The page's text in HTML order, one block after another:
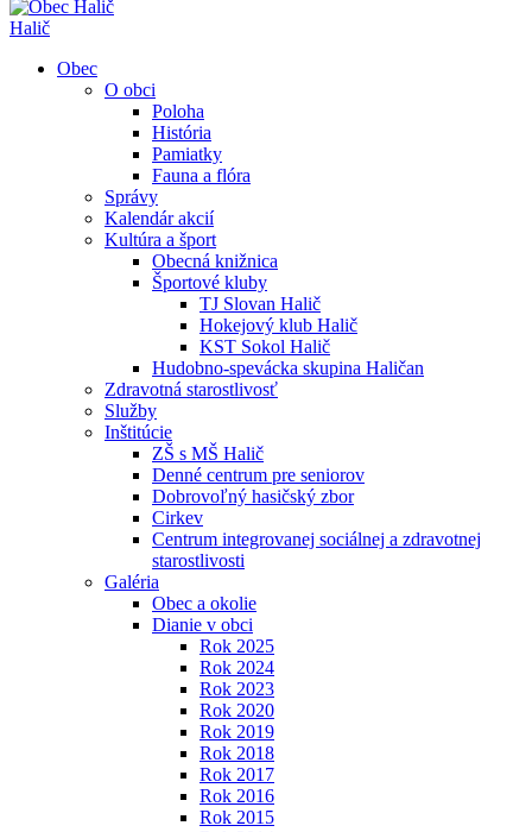
Halič
Obec
O obci
Poloha
História
Pamiatky
Fauna a flóra
Správy
Kalendár akcií
Kultúra a šport
Obecná knižnica
Športové kluby
TJ Slovan Halič
Hokejový klub Halič
KST Sokol Halič
Hudobno-spevácka skupina Haličan
Zdravotná starostlivosť
Služby
Inštitúcie
ZŠ s MŠ Halič
Denné centrum pre seniorov
Dobrovoľný hasičský zbor
Cirkev
Centrum integrovanej sociálnej a zdravotnej
starostlivosti
Galéria
Obec a okolie
Dianie v obci
Rok 2025
Rok 2024
Rok 2023
Rok 2020
Rok 2019
Rok 2018
Rok 2017
Rok 2016
Rok 2015